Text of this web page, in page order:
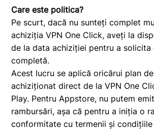
Care este politica?
Pe scurt, dacă nu sunteți complet
achiziția VPN One Click, aveți la
de la data achiziției pentru a solicita
completă.
Acest lucru se aplică oricărui plan
achiziționat direct de la VPN One
Play. Pentru Appstore, nu putem
rambursări, așa că pentru a iniția o
conformitate cu termenii și